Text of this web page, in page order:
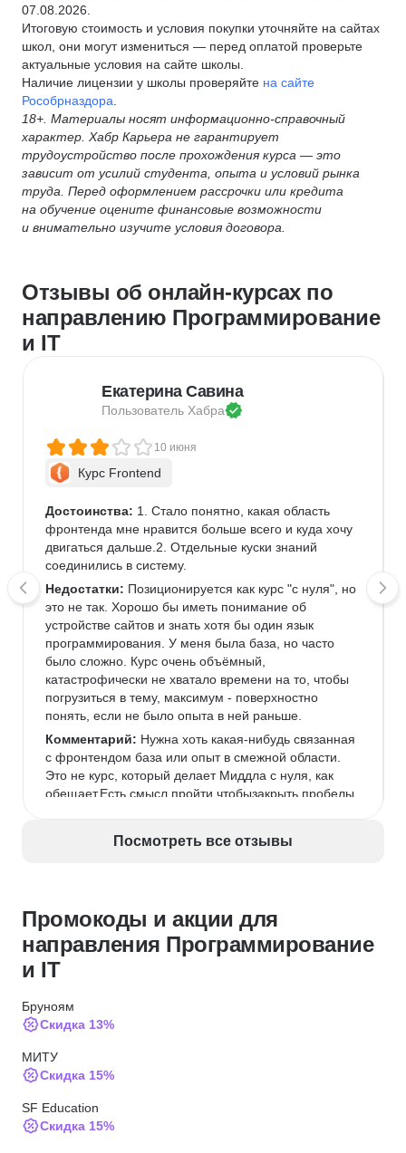
07.08.2026.
Итоговую стоимость и условия покупки уточняйте на сайтах
школ, они могут измениться — перед оплатой проверьте
актуальные условия на сайте школы.
Наличие лицензии у школы проверяйте на сайте
Рособрназдора
18+. Материалы носят информационно-справочный
характер. Хабр Карьера не гарантирует
трудоустройство после прохождения курса — это
зависит от усилий студента, опыта и условий рынка
труда. Перед оформлением рассрочки или кредита
на обучение оцените финансовые возможности
и внимательно изучите условия договора.
Отзывы об онлайн-курсах по
направлению Программирование
и IT
Екатерина Савина
Пользователь Хабра
10 июня
Курс Frontend
Достоинства: 1. Стало понятно, какая область
фронтенда мне нравится больше всего и куда хочу
двигаться дальше.2. Отдельные куски знаний
соединились в систему.
Недостатки: Позиционируется как курс "с нуля", но
это не так. Хорошо бы иметь понимание об
устройстве сайтов и знать хотя бы один язык
программирования. У меня была база, но часто
было сложно. Курс очень объёмный,
катастрофически не хватало времени на то, чтобы
погрузиться в тему, максимум - поверхностно
понять, если не было опыта в ней раньше.
Комментарий: Нужна хоть какая-нибудь связанная
с фронтендом база или опыт в смежной области.
Это не курс, который делает Миддла с нуля, как
обещает.Есть смысл пройти чтобызакрыть пробелы
Посмотреть все отзывы
Промокоды и акции для
направления Программирование
и IT
Бруноям
Скидка 13%
МИТУ
Скидка 15%
SF Education
Скидка 15%